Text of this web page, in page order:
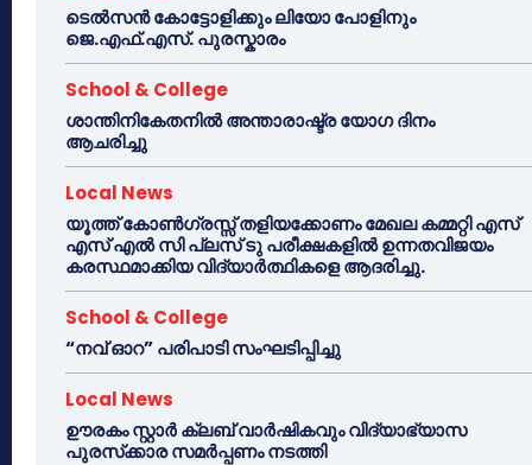
ടെൽസൻ കോട്ടോളിക്കും ലിയോ പോളിനും
ജെ.എഫ്.എസ്. പുരസ്കാരം
School & College
ശാന്തിനികേതനിൽ അന്താരാഷ്ട്ര യോഗ ദിനം
ആചരിച്ചു
Local News
യൂത്ത് കോൺഗ്രസ്സ് തളിയക്കോണം മേഖല കമ്മറ്റി എസ്
എസ് എൽ സി പ്ലസ് ടു പരീക്ഷകളിൽ ഉന്നതവിജയം
കരസ്ഥമാക്കിയ വിദ്യാർത്ഥികളെ ആദരിച്ചു.
School & College
“നവ് ഓറ” പരിപാടി സംഘടിപ്പിച്ചു
Local News
ഊരകം സ്റ്റാർ ക്ലബ് വാർഷികവും വിദ്യാഭ്യാസ
പുരസ്‌ക്കാര സമർപ്പണം നടത്തി